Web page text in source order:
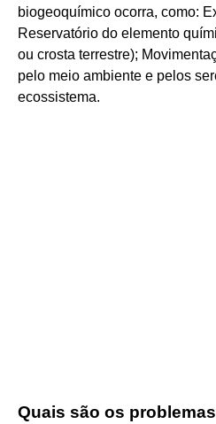
biogeoquímico ocorra, como:
Reservatório do elemento
ou crosta terrestre);
pelo meio ambiente e pelos
ecossistema.
Quais são os